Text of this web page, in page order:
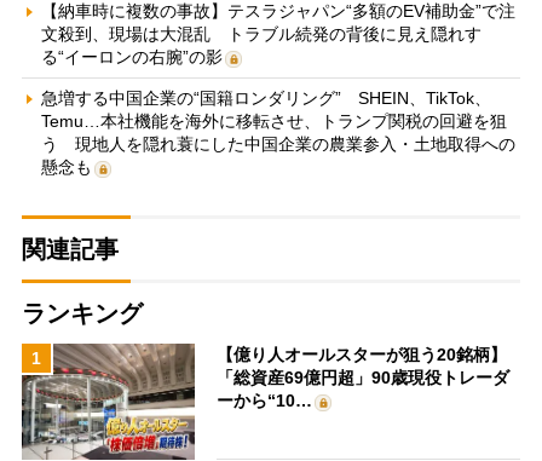
【納車時に複数の事故】テスラジャパン“多額のEV補助金”で注
文殺到、現場は大混乱 トラブル続発の背後に見え隠れす
る“イーロンの右腕”の影
急増する中国企業の“国籍ロンダリング” SHEIN、TikTok、
Temu…本社機能を海外に移転させ、トランプ関税の回避を狙
う 現地人を隠れ蓑にした中国企業の農業参入・土地取得への
懸念も
関連記事
ランキング
1
【億り人オールスターが狙う20銘柄】
「総資産69億円超」90歳現役トレーダ
ーから“10…